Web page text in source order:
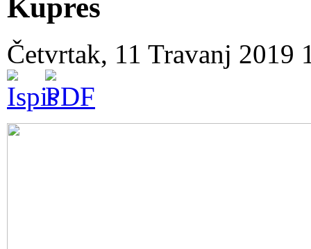
Kupres
Četvrtak, 11 Travanj 2019